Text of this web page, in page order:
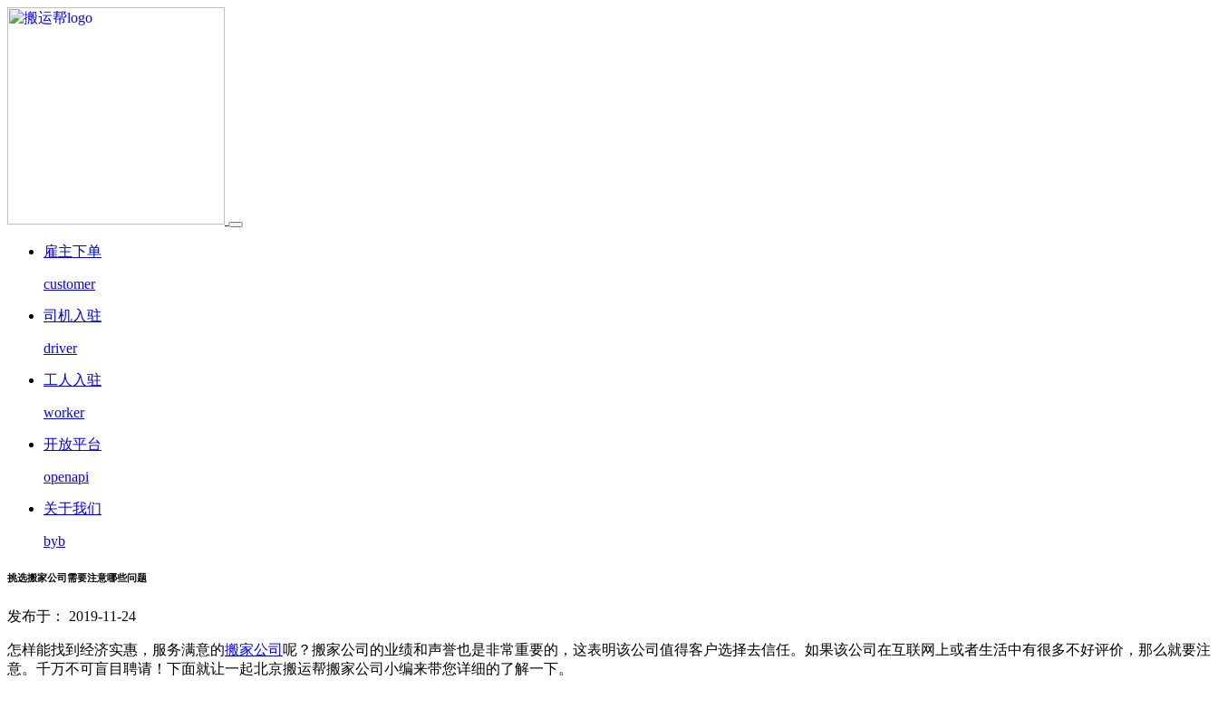
雇主下单
customer
司机入驻
driver
工人入驻
worker
开放平台
openapi
关于我们
byb
挑选搬家公司需要注意哪些问题
发布于： 2019-11-24
怎样能找到经济实惠，服务满意的搬家公司 呢？搬家公司的业绩和声誉也是非常重要的，这表明该公司值得客户选择去信任。如果该公司在互联网上或者生活中有很多不好评价，那么就要注
意。千万不可盲目聘请！下面就让一起北京搬运帮搬家公司小编来带您详细的了解一下。